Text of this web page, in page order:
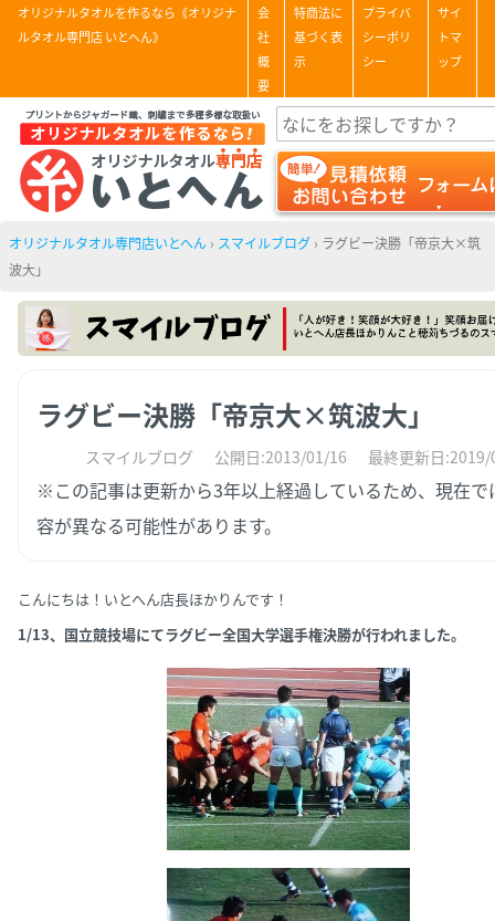
オリジナルタオルを作るなら《オリジナ
ルタオル専門店 いとへん》
会
社
概
要
特商法に
基づく表
示
プライバ
シーポリ
シー
サイ
トマ
ップ
オリジナルタオル専門店いとへん › スマイルブログ › ラグビー決勝「帝京大×筑
波大」
ラグビー決勝「帝京大×筑波大」
スマイルブログ 公開日:2013/01/16 最終更新日
※この記事は更新から3年以上経過しているため、現在で
容が異なる可能性があります。
こんにちは！いとへん店長ほかりんです！
1/13、国立競技場にてラグビー全国大学選手権決勝が行われました。